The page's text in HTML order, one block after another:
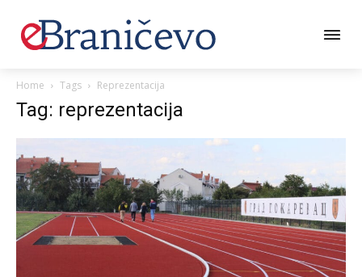
Home Tags Reprezentacija
Tag: reprezentacija